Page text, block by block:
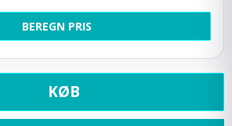
BEREGN PRIS
KØB